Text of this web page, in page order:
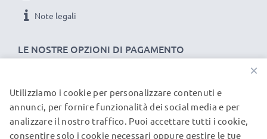
LE NOSTRE OPZIONI DI PAGAMENTO
Note legali
I NOSTRI PARTNER DI SPEDIZIONE
×
Utilizziamo i cookie per personalizzare contenuti e
annunci, per fornire funzionalità dei social media e per
analizzare il nostro traffico. Puoi accettare tutti i cookie,
consentire solo i cookie necessari oppure gestire le tue